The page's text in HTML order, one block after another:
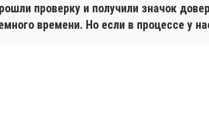
проверку и получили значок
времени. Но если в процессе у